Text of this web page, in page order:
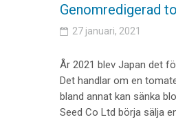
Genomredigerad
27 januari, 2021
År 2021 blev Japan det
Det handlar om en
bland annat kan sänka
Seed Co Ltd börja sälja